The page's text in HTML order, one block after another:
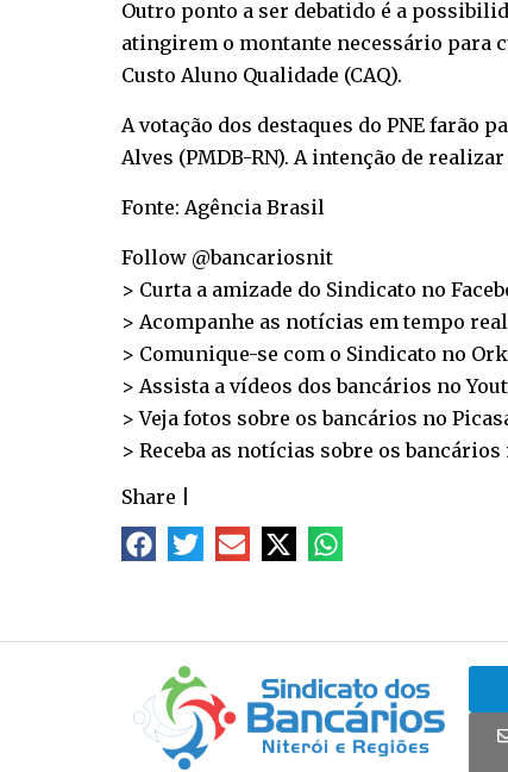
Outro ponto a ser debatido é a
atingirem o montante necessário para
Custo Aluno Qualidade (CAQ).
A votação dos destaques do PNE farão
Alves (PMDB-RN). A intenção de
Fonte: Agência Brasil
Follow @bancariosnit
> Curta a amizade do Sindicato no
> Acompanhe as notícias em tempo
> Comunique-se com o Sindicato no
> Assista a vídeos dos bancários no
> Veja fotos sobre os bancários no
> Receba as notícias sobre os bancários
Share